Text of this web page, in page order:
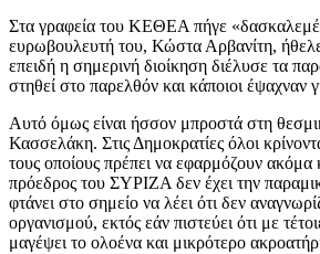
Στα γραφεία του ΚΕΘΕΑ πήγε
ευρωβουλευτή του, Κώστα Αρβανίτη,
επειδή η σημερινή διοίκηση διέλυσε τα
στηθεί στο παρελθόν και κάποιοι έψαχναν
Αυτό όμως είναι ήσσον μπροστά στη
Κασσελάκη. Στις Δημοκρατίες όλοι
τους οποίους πρέπει να εφαρμόζουν
πρόεδρος του ΣΥΡΙΖΑ δεν έχει την
φτάνει στο σημείο να λέει ότι δεν
οργανισμού, εκτός εάν πιστεύει ότι με
μαγέψει το ολοένα και μικρότερο